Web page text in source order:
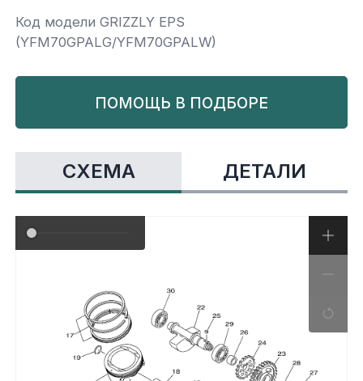
Yamaha
Салонные фильтры
Корпус,пластик
Ремни безопасности
Сиденья
Снегоотвалы
Сумки, кофры
Kawasaki
Код модели GRIZZLY EPS
(YFM70GPALG/YFM70GPALW)
ПОМОЩЬ В ПОДБОРЕ
СХЕМА ДЕТАЛИ